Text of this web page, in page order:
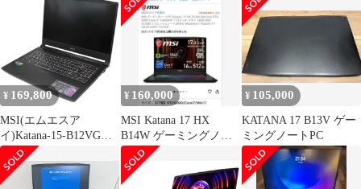
トパソコン 15.6型（イ
ンチ） Core i7 初期化済
箱あり 極美品
6559JP ++
13620H SSD 16GB 1TB
17.3インチ
¥ 169,800
MSI(エムエスア
イ)Katana-15-B12VGK-
1803JPゲーミングノー
トパソコン katana-15-
b12vgk-1803jp 整備済み
¥ 160,000
MSI Katana 17 HX
B14W ゲーミングノー
ト 本体
¥ 105,000
KATANA 17 B13V ゲー
ミングノートPC